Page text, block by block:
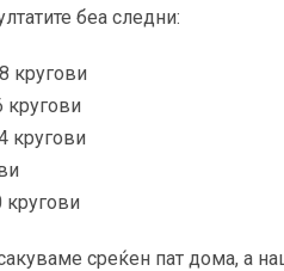
беа следни:
кругови
кругови
кругови
кругови
среќен пат дома, а